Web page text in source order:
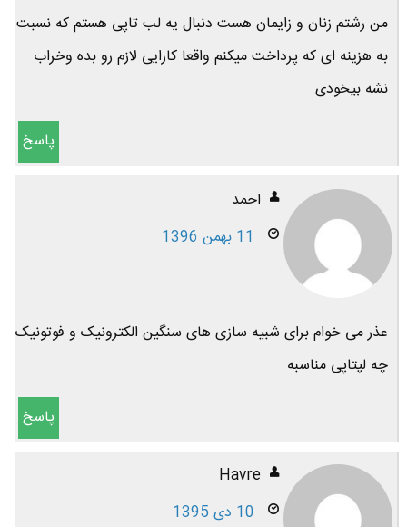
من رشتم زنان و زایمان هست دنبال یه لب تاپی هستم که نسبت
به هزینه ای که پرداخت میکنم واقعا کارایی لازم رو بده وخراب
نشه بیخودی
پاسخ
احمد
11 بهمن 1396
عذر می خوام برای شبیه سازی های سنگین الکترونیک و فوتونیک
چه لپتاپی مناسبه
پاسخ
Havre
10 دی 1395